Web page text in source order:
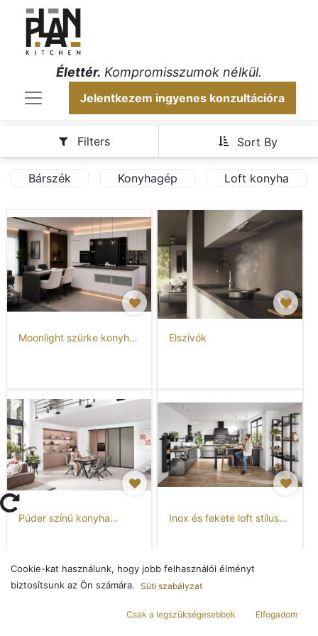
Jelentkezem ingyenes konzultációra
Élettér. Kompromisszumok nélkül.
Sort By
Filters
Bárszék Konyhagép Loft konyha
Moonlight szürke konyha,
Elszívók
Púder színű konyha
Inox és fekete loft stílusú
Cookie-kat használunk, hogy jobb felhasználói élményt
biztosítsunk az Ön számára. Süti szabályzat
Csak a legszükségesebbek Elfogadom